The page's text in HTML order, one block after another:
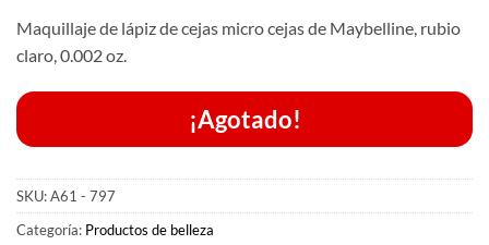
Maquillaje de lápiz de cejas micro cejas de Maybelline, rubio
claro, 0.002 oz.
¡Agotado!
SKU:A61 - 797
Categoría: Productos de belleza